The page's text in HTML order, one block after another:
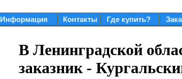
Информация Контакты Где купить?
В Ленинградской
заказник -